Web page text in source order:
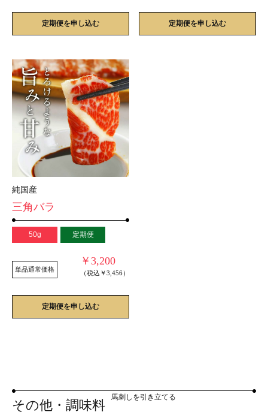
定期便を申し込む 定期便を申し込む
純国産
三角バラ
50g 定期便
￥3,200
（税込￥3,456）
単品通常価格
定期便を申し込む
その他・調味料
馬刺しを引き立てる